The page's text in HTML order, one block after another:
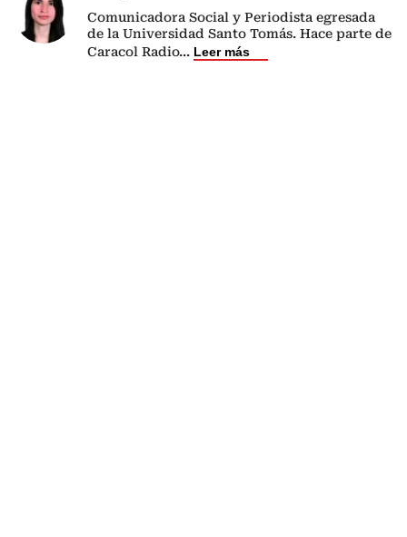
Comunicadora Social y Periodista egresada
de la Universidad Santo Tomás. Hace parte de
Caracol Radio... Leer más